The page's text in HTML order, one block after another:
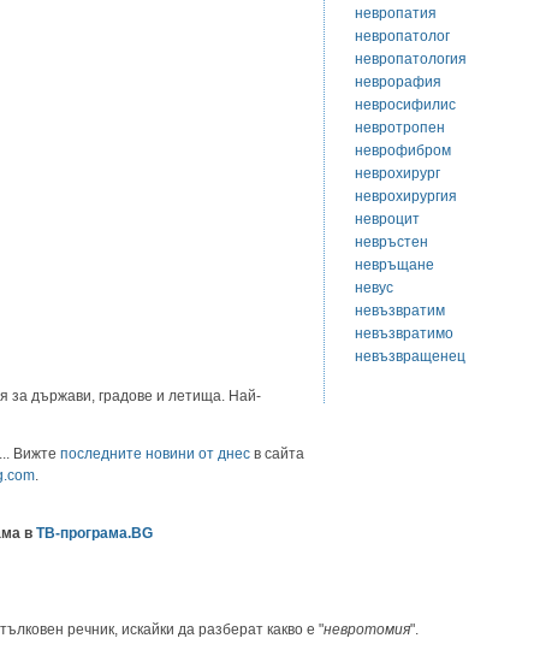
за държави, градове и летища. Най-
Вижте последните новини от днес в сайта
в ТВ-програма.BG
невропатия
невропатолог
невропатология
неврорафия
невросифилис
невротропен
неврофибром
неврохирург
неврохирургия
невроцит
невръстен
невръщане
невус
невъзвратим
невъзвратимо
невъзвращенец
речник, искайки да разберат какво е "невротомия".